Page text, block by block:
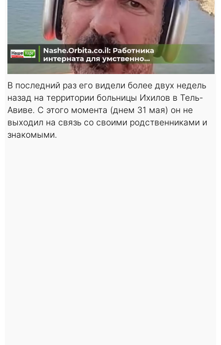
В последний раз его видели более двух недель
назад на территории больницы Ихилов в Тель-
Авиве. С этого момента (днем 31 мая) он не
выходил на связь со своими родственниками и
знакомыми.